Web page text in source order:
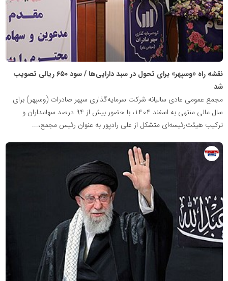
نقشه راه «وسپهر» برای تحول در سبد دارایی‌ها / سود ۶۵۰ ریالی تصویب
شد
مجمع عمومی عادی سالیانه شرکت سرمایه‌گذاری سپهر صادرات (وسپهر) برای
سال مالی منتهی به اسفند ۱۴۰۴، با حضور بیش از ۹۴ درصد سهامداران و
ترکیب هیئت‌رئیسه‌ای متشکل از علی رادپور به عنوان رئیس مجمع،...
خبرگزاری
گزارش
خبر